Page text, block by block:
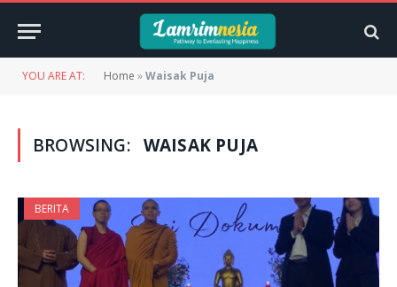
YOU ARE AT: Home »Waisak Puja
BROWSING: WAISAK PUJA
BERITA